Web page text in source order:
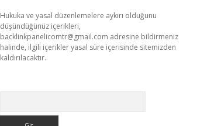
Hukuka ve yasal düzenlemelere aykırı olduğunu
düşündüğünüz içerikleri,
backlinkpanelicomtr@gmail.com adresine bildirmeniz
halinde, ilgili içerikler yasal süre içerisinde sitemizden
kaldırılacaktır.